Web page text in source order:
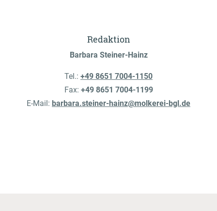
Redaktion
Barbara Steiner-Hainz
Tel.: +49 8651 7004-1150
Fax: +49 8651 7004-1199
E-Mail: barbara.steiner-hainz@molkerei-bgl.de